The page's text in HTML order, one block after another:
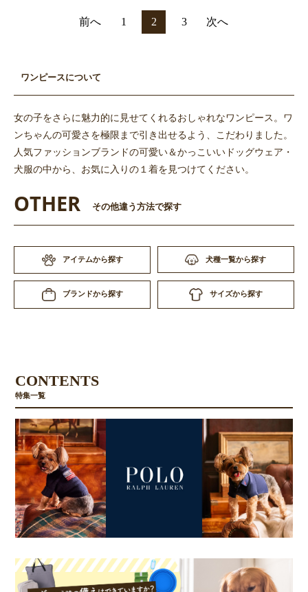
前へ 1 2 3 次へ
ワンピースについて
女の子をさらに魅力的に見せてくれるおしゃれなワンピース。ワ
ンちゃんの可愛さを極限まで引き出せるよう、こだわりました。
人気ファッションブランドの可愛い＆かっこいいドッグウェア・
犬服の中から、お気に入りの１着を見つけてください。
OTHER その他違う方法で探す
アイテムから探す 犬種一覧から探す
ブランドから探す サイズから探す
CONTENTS
特集一覧